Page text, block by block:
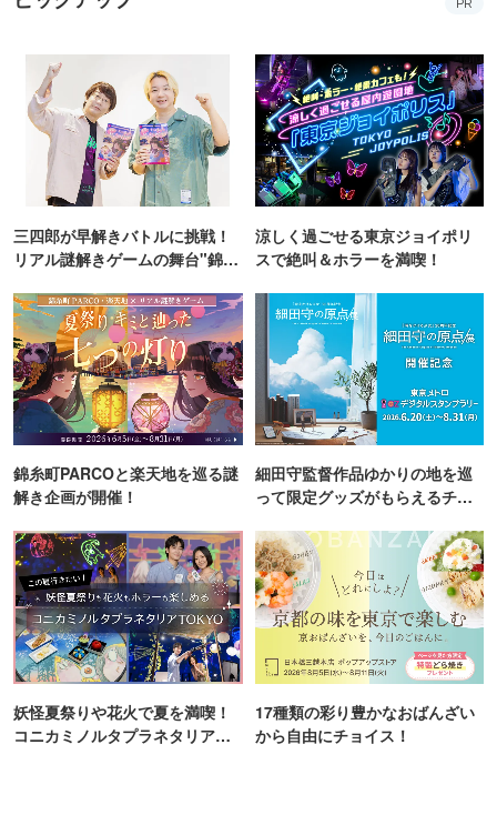
PR
三四郎が早解きバトルに挑戦！
リアル謎解きゲームの舞台"錦糸
涼しく過ごせる東京ジョイポリ
スで絶叫＆ホラーを満喫！
錦糸町PARCOと楽天地を巡る謎
解き企画が開催！
細田守監督作品ゆかりの地を巡
って限定グッズがもらえるチャ
妖怪夏祭りや花火で夏を満喫！
コニカミノルタプラネタリア
17種類の彩り豊かなおばんざい
から自由にチョイス！